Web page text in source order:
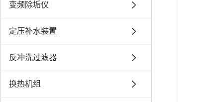
变频除垢仪
定压补水装置
反冲洗过滤器
换热机组